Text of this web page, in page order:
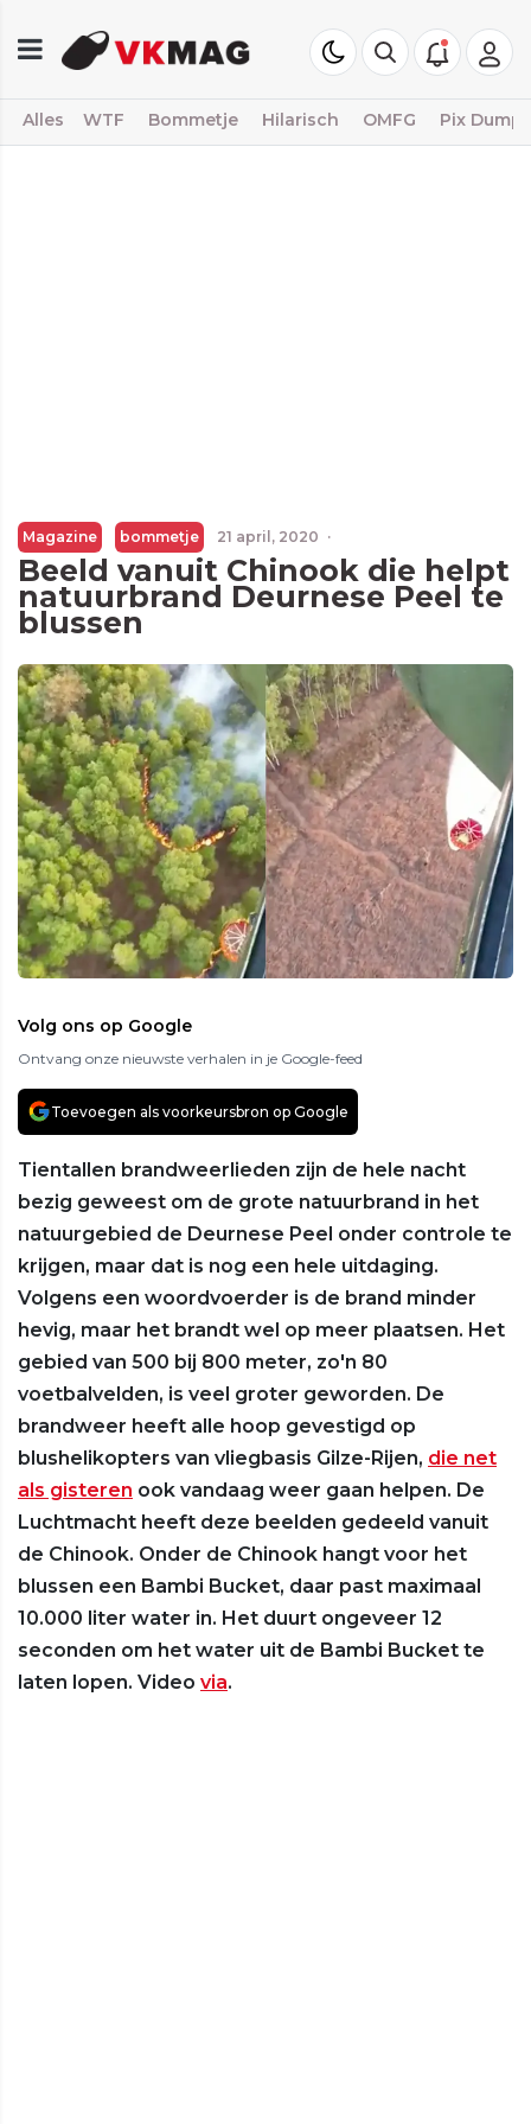
Alles WTF Bommetje Hilarisch OMFG Pix Dump
Magazine bommetje 21 april, 2020 ·
Beeld vanuit Chinook die helpt
natuurbrand Deurnese Peel te
blussen
Volg ons op Google
Ontvang onze nieuwste verhalen in je Google-feed
Toevoegen als voorkeursbron op Google
Tientallen brandweerlieden zijn de hele nacht
bezig geweest om de grote natuurbrand in het
natuurgebied de Deurnese Peel onder controle te
krijgen, maar dat is nog een hele uitdaging.
Volgens een woordvoerder is de brand minder
hevig, maar het brandt wel op meer plaatsen. Het
gebied van 500 bij 800 meter, zo'n 80
voetbalvelden, is veel groter geworden. De
brandweer heeft alle hoop gevestigd op
blushelikopters van vliegbasis Gilze-Rijen, die net
als gisteren ook vandaag weer gaan helpen. De
Luchtmacht heeft deze beelden gedeeld vanuit
de Chinook. Onder de Chinook hangt voor het
blussen een Bambi Bucket, daar past maximaal
10.000 liter water in. Het duurt ongeveer 12
seconden om het water uit de Bambi Bucket te
laten lopen. Video via.